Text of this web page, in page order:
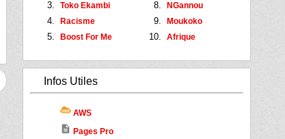
Toko Ekambi
Racisme
Boost For Me
NGannou
Moukoko
Afrique
Infos Utiles
AWS
description Pages Pro